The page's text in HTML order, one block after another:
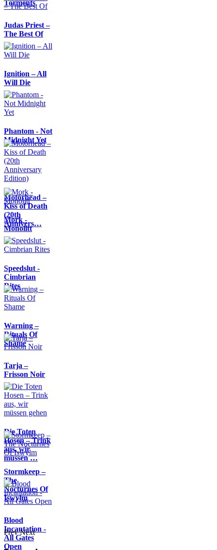
Torments
Judas Priest –
The Best Of
Ignition – All
Will Die
Phantom - Not
Midnight Yet
Motörhead –
Kiss of Death
(20th
Annivers…
Mork -
Monolitt
Speedslut -
Cimbrian
Rites
Warning –
Rituals Of
Shame
Tarja –
Frisson Noir
Die Toten
Hosen – Trink
aus, wir
müssen …
Stormkeep –
The
Nocturnes Of
Iswylm
Blood
Incantation -
All Gates
Open
Prev Next